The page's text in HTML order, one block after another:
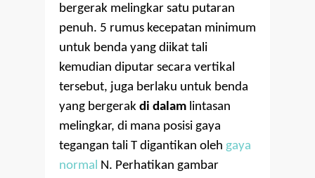
bergerak melingkar satu putaran
penuh. 5 rumus kecepatan minimum
untuk benda yang diikat tali
kemudian diputar secara vertikal
tersebut, juga berlaku untuk benda
yang bergerak di dalam lintasan
melingkar, di mana posisi gaya
tegangan tali T digantikan oleh gaya
normal N. Perhatikan gambar